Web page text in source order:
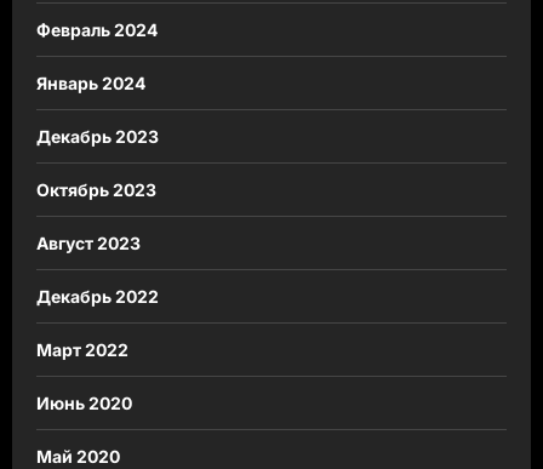
Февраль 2024
Январь 2024
Декабрь 2023
Октябрь 2023
Август 2023
Декабрь 2022
Март 2022
Июнь 2020
Май 2020